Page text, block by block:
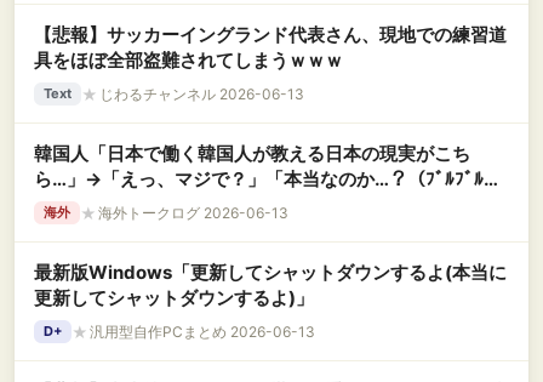
【悲報】サッカーイングランド代表さん、現地での練習道
具をほぼ全部盗難されてしまうｗｗｗ
Text ★ じわるチャンネル 2026-06-13
韓国人「日本で働く韓国人が教える日本の現実がこち
ら…」→「えっ、マジで？」「本当なのか…？（ﾌﾞﾙﾌﾞﾙ」
＝韓国の反応
海外 ★ 海外トークログ 2026-06-13
最新版Windows「更新してシャットダウンするよ(本当に
更新してシャットダウンするよ)」
D+ ★ 汎用型自作PCまとめ 2026-06-13